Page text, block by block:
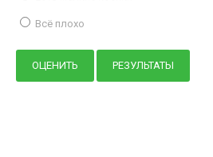
Всё плохо